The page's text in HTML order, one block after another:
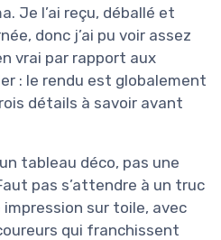
Je l’ai reçu, déballé et
donc j’ai pu voir assez
vrai par rapport aux
: le rendu est globalement
détails à savoir avant
tableau déco, pas une
pas s’attendre à un truc
sur toile, avec
qui franchissent